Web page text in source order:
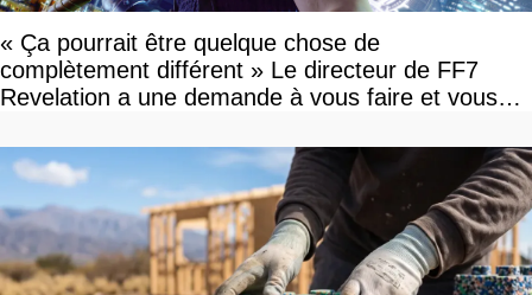
« Ça pourrait être quelque chose de
complètement différent » Le directeur de FF7
Revelation a une demande à vous faire et vous